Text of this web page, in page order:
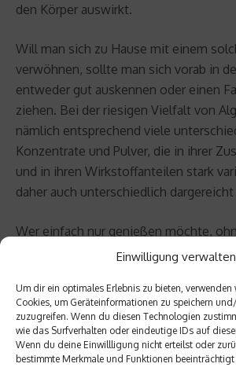
Einwilligung verwalten
Um dir ein optimales Erlebnis zu bieten,
Cookies, um Geräteinformationen zu speichern
zuzugreifen. Wenn du diesen Technologien
wie das Surfverhalten oder eindeutige IDs auf
Wenn du deine Einwillligung nicht erteilst oder
bestimmte Merkmale und Funktionen beeinträchtigt
den Körper auswirkt.
Will man sich zu Hause mit einem
verwöhnen, sollte man sich vorab in
entweder gut auskennen oder einen
ziehen. Bei der riesigen Vielfalt von
nämlich entsprechend viele
Konzentrate und Pulver, die in ihrer
und in ihren Wirkstoffanteilen stark
daher auch unterschiedlich
Wer einfach nur genießen möchte,
Thema Algen hineinlesen zu müssen,
bliebt sind dabei die sogenannten
Thalasso-Wellness versteht man
bei denen die Kräfte des Meeres zum
Mikropulverisierte Algen werden in